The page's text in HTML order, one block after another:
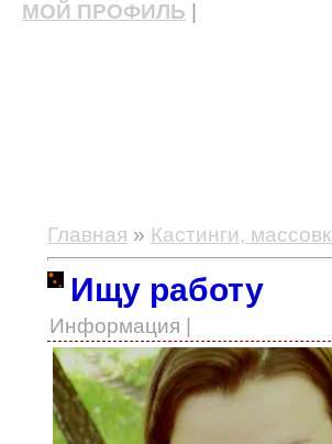
МОЙ ПРОФИЛЬ
Главная » Кастинги,
Ищу работу
Информация |